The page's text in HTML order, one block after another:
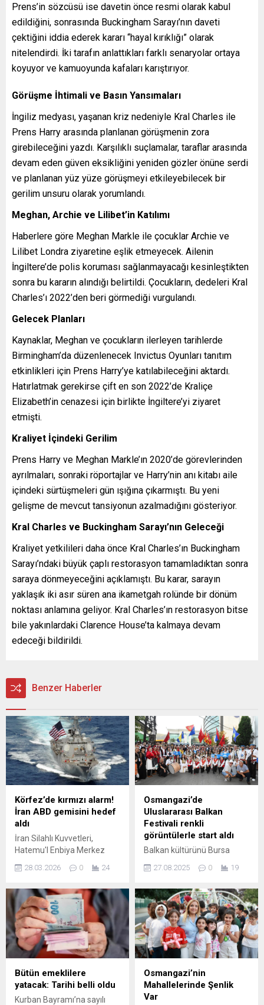
Prens’in sözcüsü ise davetin önce resmi olarak kabul
edildiğini, sonrasında Buckingham Sarayı’nın daveti
çektiğini iddia ederek kararı “hayal kırıklığı” olarak
nitelendirdi. İki tarafın anlattıkları farklı senaryolar ortaya
koyuyor ve kamuoyunda kafaları karıştırıyor.
Görüşme İhtimali ve Basın Yansımaları
İngiliz medyası, yaşanan kriz nedeniyle Kral Charles ile
Prens Harry arasında planlanan görüşmenin zora
girebileceğini yazdı. Karşılıklı suçlamalar, taraflar arasında
devam eden güven eksikliğini yeniden gözler önüne serdi
ve planlanan yüz yüze görüşmeyi etkileyebilecek bir
gerilim unsuru olarak yorumlandı.
Meghan, Archie ve Lilibet’in Katılımı
Haberlere göre Meghan Markle ile çocuklar Archie ve
Lilibet Londra ziyaretine eşlik etmeyecek. Ailenin
İngiltere’de polis koruması sağlanmayacağı kesinleştikten
sonra bu kararın alındığı belirtildi. Çocukların, dedeleri Kral
Charles’ı 2022’den beri görmediği vurgulandı.
Gelecek Planları
Kaynaklar, Meghan ve çocukların ilerleyen tarihlerde
Birmingham’da düzenlenecek Invictus Oyunları tanıtım
etkinlikleri için Prens Harry’ye katılabileceğini aktardı.
Hatırlatmak gerekirse çift en son 2022’de Kraliçe
Elizabeth’in cenazesi için birlikte İngiltere’yi ziyaret
etmişti.
Kraliyet İçindeki Gerilim
Prens Harry ve Meghan Markle’ın 2020’de görevlerinden
ayrılmaları, sonraki röportajlar ve Harry’nin anı kitabı aile
içindeki sürtüşmeleri gün ışığına çıkarmıştı. Bu yeni
gelişme de mevcut tansiyonun azalmadığını gösteriyor.
Kral Charles ve Buckingham Sarayı’nın Geleceği
Kraliyet yetkilileri daha önce Kral Charles’ın Buckingham
Sarayı’ndaki büyük çaplı restorasyon tamamladıktan sonra
saraya dönmeyeceğini açıklamıştı. Bu karar, sarayın
yaklaşık iki asır süren ana ikametgah rolünde bir dönüm
noktası anlamına geliyor. Kral Charles’ın restorasyon bitse
bile yakınlardaki Clarence House’ta kalmaya devam
edeceği bildirildi.
Benzer Haberler
Körfez’de kırmızı alarm!
İran ABD gemisini hedef
aldı
İran Silahlı Kuvvetleri,
Hatemu'l Enbiya Merkez
Karargahı aracılığıyla
yayımladığı bir bildiriyle,
gemisine yönelik saldırı
düzenlediğini duyurdu.
Karargahın açıklamasında,
saldırının Salalah Limanı’na
“uzak bir mesafede ...
28.03.2026 0 24
Osmangazi’de
Uluslararası Balkan
Festivali renkli
görüntülerle start aldı
Balkan kültürünü Bursa
sokaklarına taşıyan
Uluslararası NAKEM
Balkan Festivali’nin açılışı
renkli bir yürüyüşle
gerçekleştirildi. Korteje
katılan Osmangazi Belediye
Başkanı Erkan Aydın da
vatandaşları selamladı.
Osmangazi Belediyesi’nin
destekleriyle bu yıl
19’uncusu gerçekleştirilen
27.08.2025 0 19
Bütün emeklilere
yatacak: Tarihi belli oldu
Kurban Bayramı’na sayılı
Osmangazi’nin
Mahallelerinde Şenlik
Var